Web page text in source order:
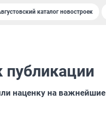
каталог новостроек
публикации
наценку на важнейшие